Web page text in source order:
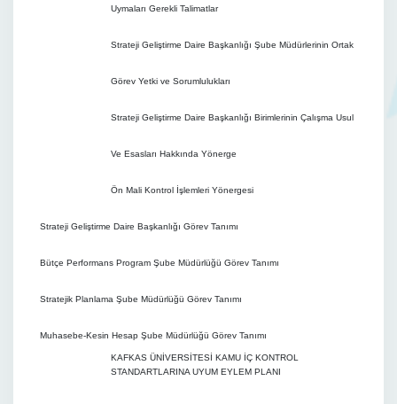
Uymaları Gerekli Talimatlar
Strateji Geliştirme Daire Başkanlığı Şube Müdürlerinin Ortak
Görev Yetki ve Sorumlulukları
Strateji Geliştirme Daire Başkanlığı Birimlerinin Çalışma Usul
Ve Esasları Hakkında Yönerge
Ön Mali Kontrol İşlemleri Yönergesi
Strateji Geliştirme Daire Başkanlığı Görev Tanımı
Bütçe Performans Program Şube Müdürlüğü Görev Tanımı
Stratejik Planlama Şube Müdürlüğü Görev Tanımı
Muhasebe-Kesin Hesap Şube Müdürlüğü Görev Tanımı
KAFKAS ÜNİVERSİTESİ KAMU İÇ KONTROL
STANDARTLARINA UYUM EYLEM PLANI